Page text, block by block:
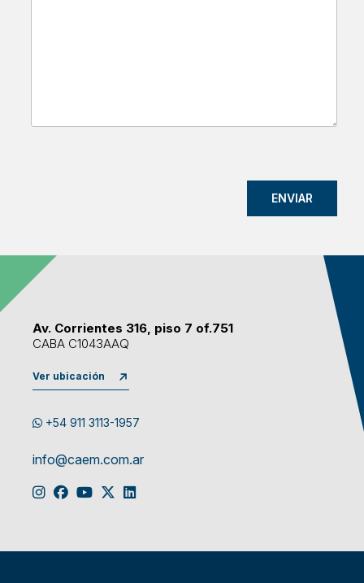
Av. Corrientes 316, piso 7 of.751
CABA C1043AAQ
Ver ubicación
+54 911 3113-1957
info@caem.com.ar